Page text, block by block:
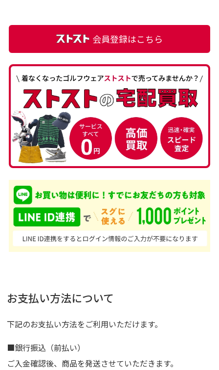
会員登録はこちら
お支払い方法について
下記のお支払い方法をご利用いただけます。
■銀行振込（前払い）
ご入金確認後、商品を発送させていただきます。